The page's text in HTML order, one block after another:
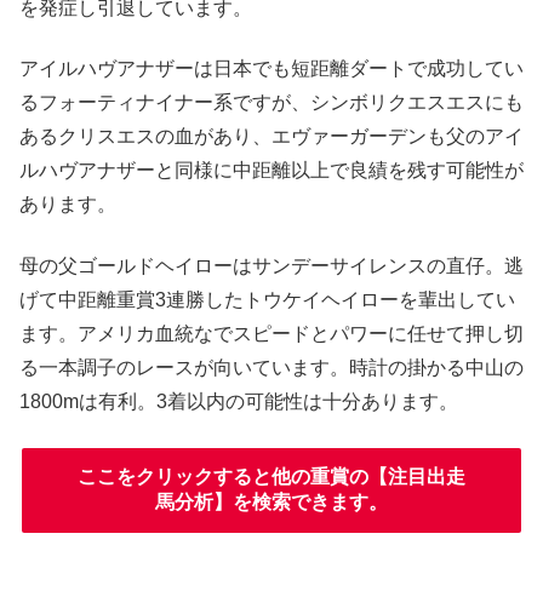
を発症し引退しています。
アイルハヴアナザーは日本でも短距離ダートで成功してい
るフォーティナイナー系ですが、シンボリクエスエスにも
あるクリスエスの血があり、エヴァーガーデンも父のアイ
ルハヴアナザーと同様に中距離以上で良績を残す可能性が
あります。
母の父ゴールドヘイローはサンデーサイレンスの直仔。逃
げて中距離重賞3連勝したトウケイヘイローを輩出してい
ます。アメリカ血統なでスピードとパワーに任せて押し切
る一本調子のレースが向いています。時計の掛かる中山の
1800mは有利。3着以内の可能性は十分あります。
ここをクリックすると他の重賞の【注目出走
馬分析】を検索できます。